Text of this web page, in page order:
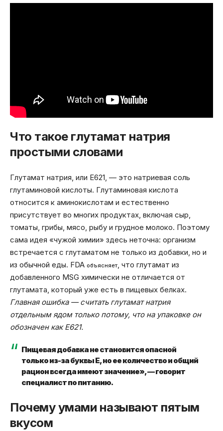
Что такое глутамат натрия
простыми словами
Глутамат натрия, или E621, — это натриевая соль
глутаминовой кислоты. Глутаминовая кислота
относится к аминокислотам и естественно
присутствует во многих продуктах, включая сыр,
томаты, грибы, мясо, рыбу и грудное молоко. Поэтому
сама идея «чужой химии» здесь неточна: организм
встречается с глутаматом не только из добавки, но и
из обычной еды. FDA объясняет , что глутамат из
добавленного MSG химически не отличается от
глутамата, который уже есть в пищевых белках.
Главная ошибка — считать глутамат натрия
отдельным ядом только потому, что на упаковке он
обозначен как E621.
Пищевая добавка не становится опасной
только из-за буквы E, но ее количество и общий
рацион всегда имеют значение», — говорит
специалист по питанию.
Почему умами называют пятым
вкусом